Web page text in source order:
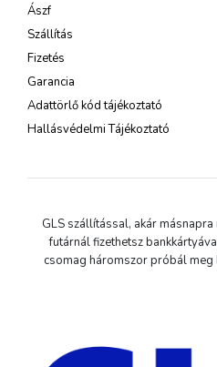
Ászf
Szállítás
Fizetés
Garancia
Adattörlő kód tájékoztató
Hallásvédelmi Tájékoztató
GLS szállítással, akár
futárnál fizethetsz
csomag háromszor próbál